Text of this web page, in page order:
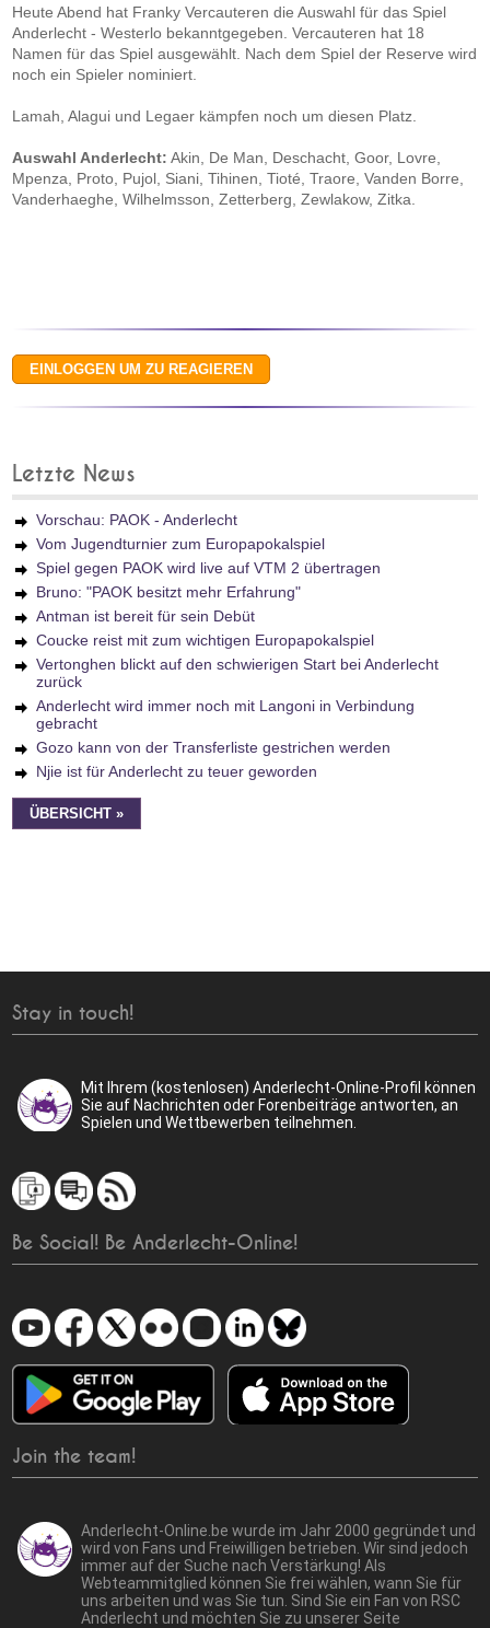
Heute Abend hat Franky Vercauteren die Auswahl für das Spiel
Anderlecht - Westerlo bekanntgegeben. Vercauteren hat 18
Namen für das Spiel ausgewählt. Nach dem Spiel der Reserve wird
noch ein Spieler nominiert.
Lamah, Alagui und Legaer kämpfen noch um diesen Platz.
Auswahl Anderlecht: Akin, De Man, Deschacht, Goor, Lovre,
Mpenza, Proto, Pujol, Siani, Tihinen, Tioté, Traore, Vanden Borre,
Vanderhaeghe, Wilhelmsson, Zetterberg, Zewlakow, Zitka.
Letzte News
Vorschau: PAOK - Anderlecht
Vom Jugendturnier zum Europapokalspiel
Spiel gegen PAOK wird live auf VTM 2 übertragen
Bruno: "PAOK besitzt mehr Erfahrung"
Antman ist bereit für sein Debüt
Coucke reist mit zum wichtigen Europapokalspiel
Vertonghen blickt auf den schwierigen Start bei Anderlecht
zurück
Anderlecht wird immer noch mit Langoni in Verbindung
gebracht
Gozo kann von der Transferliste gestrichen werden
Njie ist für Anderlecht zu teuer geworden
ÜBERSICHT »
Stay in touch!
Mit Ihrem (kostenlosen) Anderlecht-Online-Profil können
Sie auf Nachrichten oder Forenbeiträge antworten, an
Spielen und Wettbewerben teilnehmen.
Be Social! Be Anderlecht-Online!
Join the team!
Anderlecht-Online.be wurde im Jahr 2000 gegründet und
wird von Fans und Freiwilligen betrieben. Wir sind jedoch
immer auf der Suche nach Verstärkung! Als
Webteammitglied können Sie frei wählen, wann Sie für
uns arbeiten und was Sie tun. Sind Sie ein Fan von RSC
Anderlecht und möchten Sie zu unserer Seite